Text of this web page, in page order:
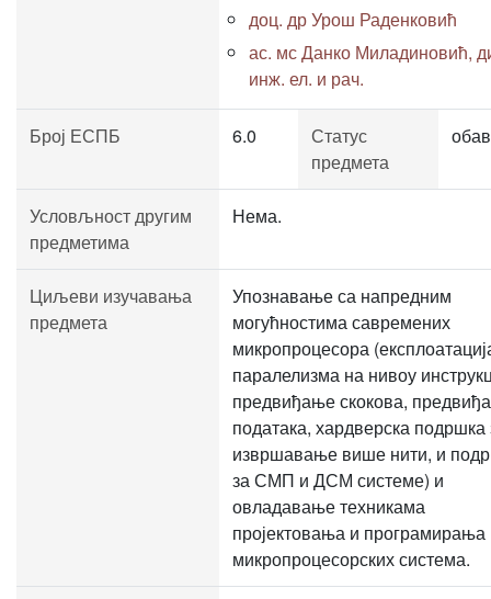
доц. др Урош Раденковић
ас. мс Данко Миладиновић,
инж. ел. и рач.
Број ЕСПБ 6.0
Статус
предмета
Условљност другим
предметима
Нема.
Циљеви изучавања
предмета
Упознавање са напредним
могућностима савремених
микропроцесора
паралелизма на нивоу
предвиђање скокова,
података, хардверска подршка
извршавање више нити, и
за СМП и ДСМ системе) и
овладавање техникама
пројектовања и програмирања
микропроцесорских система.